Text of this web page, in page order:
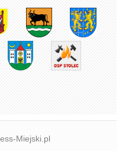
Miejski.pl